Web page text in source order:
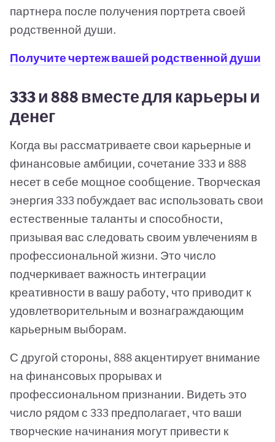
партнера после получения портрета своей
родственной души.
Получите чертеж вашей родственной души
333 и 888 вместе для карьеры и
денег
Когда вы рассматриваете свои карьерные и
финансовые амбиции, сочетание 333 и 888
несет в себе мощное сообщение. Творческая
энергия 333 побуждает вас использовать свои
естественные таланты и способности,
призывая вас следовать своим увлечениям в
профессиональной жизни. Это число
подчеркивает важность интеграции
креативности в вашу работу, что приводит к
удовлетворительным и вознаграждающим
карьерным выборам.
С другой стороны, 888 акцентирует внимание
на финансовых прорывах и
профессиональном признании. Видеть это
число рядом с 333 предполагает, что ваши
творческие начинания могут привести к